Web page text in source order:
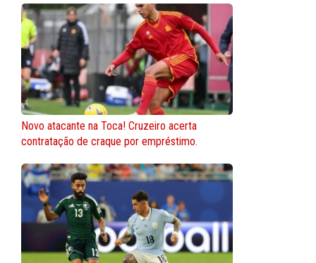
Novo atacante na Toca! Cruzeiro acerta
contratação de craque por empréstimo.